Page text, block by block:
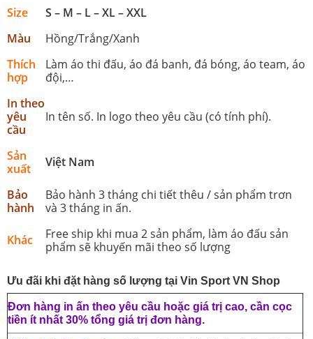
Size
S – M – L – XL – XXL
Màu
Hồng/Trắng/Xanh
Thích
hợp
Làm áo thi đấu, áo đá banh, đá bóng, áo team, áo
đội,…
In theo
yêu
cầu
In tên số. In logo theo yêu cầu (có tính phí).
Sản
xuất
Việt Nam
Bảo
hành
Bảo hành 3 tháng chi tiết thêu / sản phẩm trơn
và 3 tháng in ấn.
Khác
Free ship khi mua 2 sản phẩm, làm áo đấu sản
phẩm sẽ khuyến mãi theo số lượng
Ưu đãi khi đặt hàng số lượng tại Vin Sport VN Shop
Đơn hàng in ấn theo yêu cầu hoặc giá trị cao, cần cọc
tiền ít nhất 30% tổng giá trị đơn hàng.